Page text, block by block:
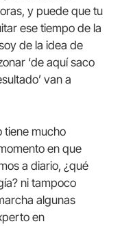
y puede que tu
ese tiempo de la
de la idea de
‘de aquí saco
van a
tiene mucho
en que
a diario, ¿qué
ni tampoco
algunas
en